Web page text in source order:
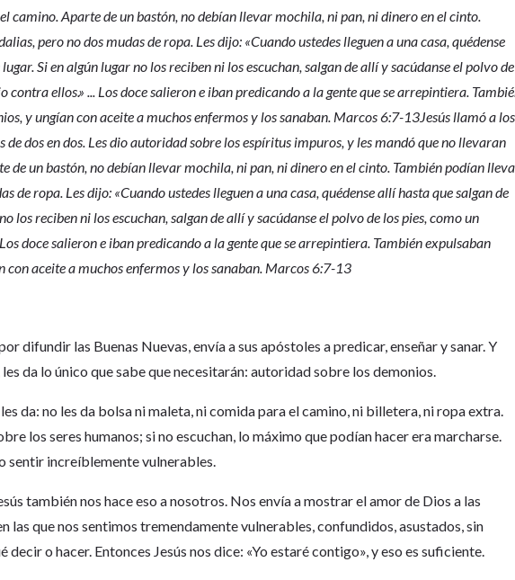
camino. Aparte de un bastón, no debían llevar mochila, ni pan, ni dinero en el cinto.
pero no dos mudas de ropa. Les dijo: «Cuando ustedes lleguen a una casa, quédense
Si en algún lugar no los reciben ni los escuchan, salgan de allí y sacúdanse el polvo de
contra ellos.» ... Los doce salieron e iban predicando a la gente que se arrepintiera.
y ungían con aceite a muchos enfermos y los sanaban. Marcos 6:7-13Jesús llamó a los
de dos en dos. Les dio autoridad sobre los espíritus impuros, y les mandó que no llevaran
de un bastón, no debían llevar mochila, ni pan, ni dinero en el cinto. También podían
de ropa. Les dijo: «Cuando ustedes lleguen a una casa, quédense allí hasta que salgan de
los reciben ni los escuchan, salgan de allí y sacúdanse el polvo de los pies, como un
doce salieron e iban predicando a la gente que se arrepintiera. También expulsaban
con aceite a muchos enfermos y los sanaban. Marcos 6:7-13
difundir las Buenas Nuevas, envía a sus apóstoles a predicar, enseñar y sanar. Y
da lo único que sabe que necesitarán: autoridad sobre los demonios.
les da: no les da bolsa ni maleta, ni comida para el camino, ni billetera, ni ropa extra.
los seres humanos; si no escuchan, lo máximo que podían hacer era marcharse.
sentir increíblemente vulnerables.
también nos hace eso a nosotros. Nos envía a mostrar el amor de Dios a las
las que nos sentimos tremendamente vulnerables, confundidos, asustados, sin
decir o hacer. Entonces Jesús nos dice: «Yo estaré contigo», y eso es suficiente.